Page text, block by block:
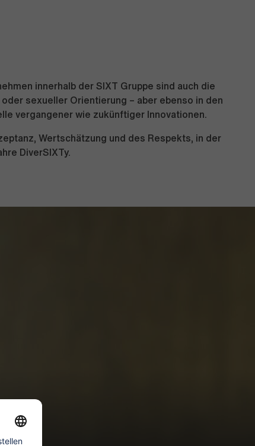
innerhalb der SIXT Gruppe sind auch die
sexueller Orientierung – aber ebenso in den
vergangener wie zukünftiger Innovationen.
Wertschätzung und des Respekts, in der
DiverSIXTy.